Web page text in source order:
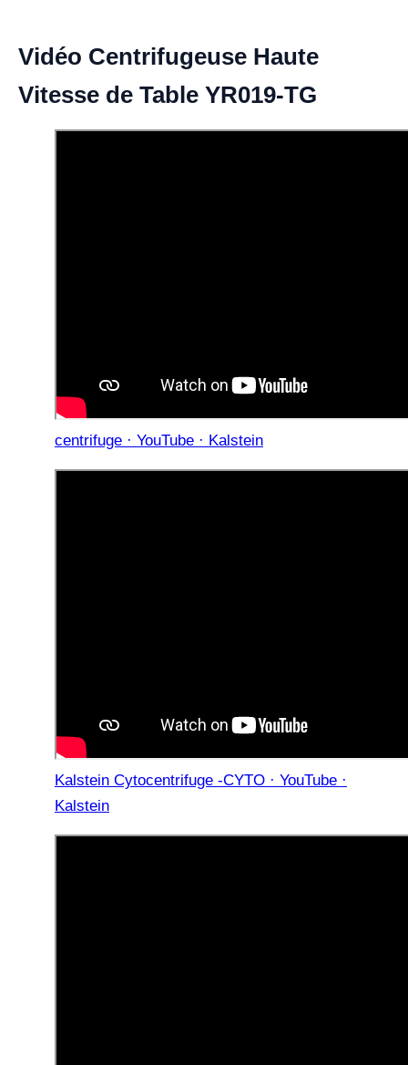
Vidéo Centrifugeuse Haute
Vitesse de Table YR019-TG
centrifuge · YouTube · Kalstein
Kalstein Cytocentrifuge -CYTO · YouTube ·
Kalstein